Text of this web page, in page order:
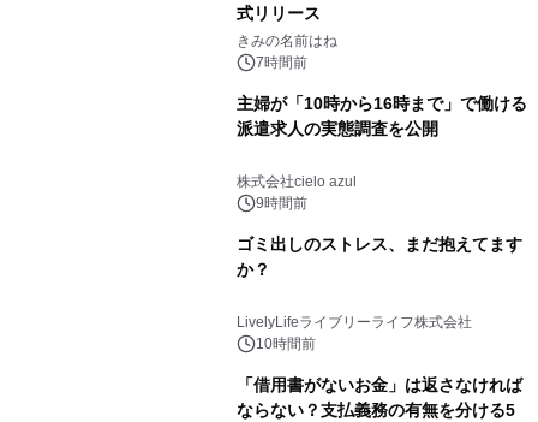
式リリース
きみの名前はね
7時間前
主婦が「10時から16時まで」で働ける
派遣求人の実態調査を公開
株式会社cielo azul
9時間前
ゴミ出しのストレス、まだ抱えてます
か？
LivelyLifeライブリーライフ株式会社
10時間前
「借用書がないお金」は返さなければ
ならない？支払義務の有無を分ける5